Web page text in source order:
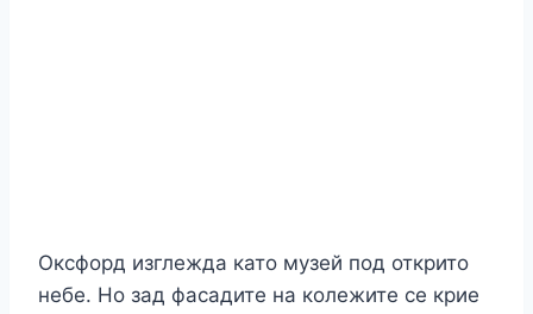
Оксфорд изглежда като музей под открито
небе. Но зад фасадите на колежите се крие